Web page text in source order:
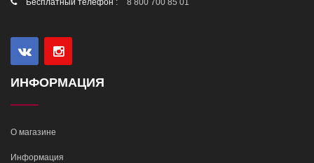
Бесплатный телефон : 8 800 700 85 01
ИНФОРМАЦИЯ
О магазине
Информация